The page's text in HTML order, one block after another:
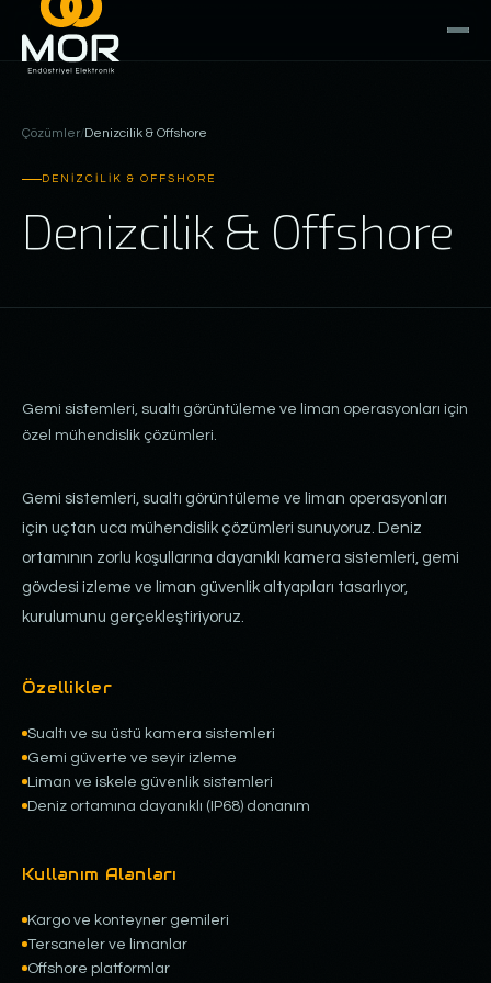
Çözümler/Denizcilik & Offshore
DENIZCILIK & OFFSHORE
Denizcilik & Offshore
Gemi sistemleri, sualtı görüntüleme ve liman operasyonları için
özel mühendislik çözümleri.
Gemi sistemleri, sualtı görüntüleme ve liman operasyonları
için uçtan uca mühendislik çözümleri sunuyoruz. Deniz
ortamının zorlu koşullarına dayanıklı kamera sistemleri, gemi
gövdesi izleme ve liman güvenlik altyapıları tasarlıyor,
kurulumunu gerçekleştiriyoruz.
Özellikler
Sualtı ve su üstü kamera sistemleri
Gemi güverte ve seyir izleme
Liman ve iskele güvenlik sistemleri
Deniz ortamına dayanıklı (IP68) donanım
Kullanım Alanları
Kargo ve konteyner gemileri
Tersaneler ve limanlar
Offshore platformlar